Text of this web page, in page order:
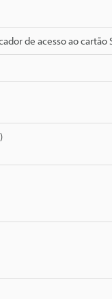
de acesso ao cartão